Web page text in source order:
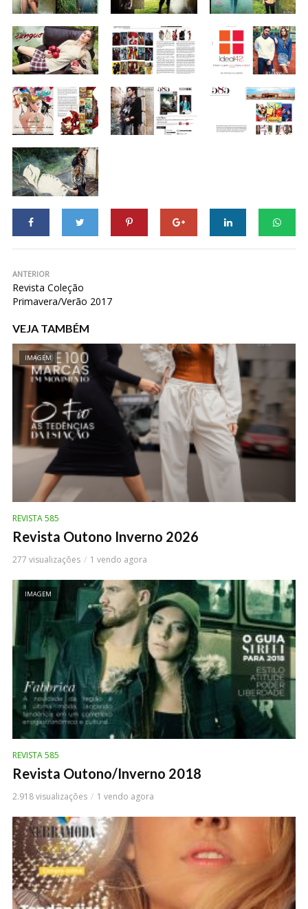
ANTERIOR
Revista Coleção
Primavera/Verão 2017
VEJA TAMBÉM
IMAGEM
REVISTA 585
Revista Outono Inverno 2026
277 visualizações 1 vendo agora
IMAGEM
REVISTA 585
Revista Outono/Inverno 2018
2.918 visualizações 1 vendo agora